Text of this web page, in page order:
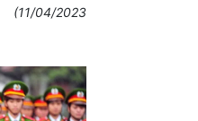
(11/04/2023